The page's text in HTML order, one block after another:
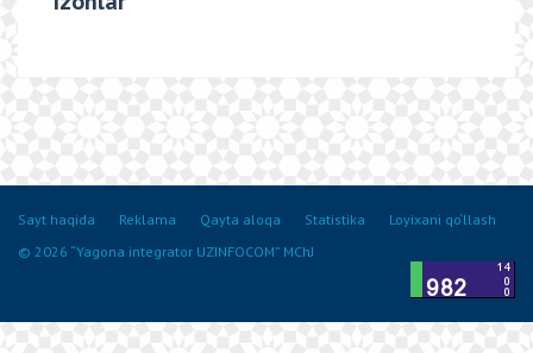
Sayt haqida Reklama Qayta aloqa Statistika
Loyixani qo‘llash
© 2026 “Yagona integrator UZINFOCOM” MChJ